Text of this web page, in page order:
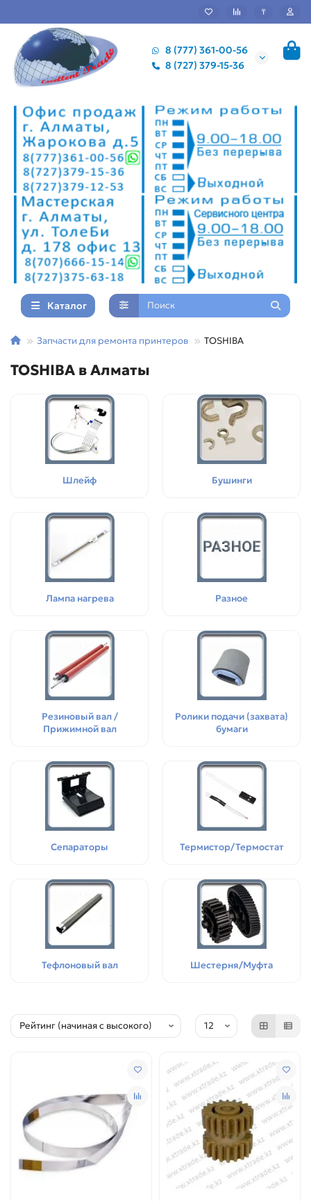
₸
8 (777) 361-00-56
8 (727) 379-15-36
Каталог
Запчасти для ремонта принтеров TOSHIBA
TOSHIBA в Алматы
Шлейф Бушинги
Лампа нагрева Разное
Резиновый вал /
Прижимной вал
Ролики подачи (захвата)
бумаги
Сепараторы Термистор/Термостат
Тефлоновый вал Шестерня/Муфта